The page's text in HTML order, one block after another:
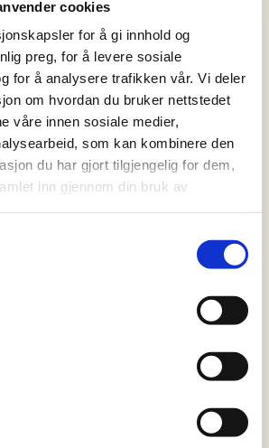
cookies
for å gi innhold og
preg, for å levere sosiale
for å analysere trafikken vår. Vi deler
om hvordan du bruker nettstedet
våre innen sosiale medier,
som kan kombinere den
du har gjort tilgjengelig for dem,
inn gjennom din bruk av
fjøl med plastfolie.
på plastfolien og
til med plastfolie over.
ut med en kjevle til
runninger. Hvis du
du bruke en
styrke og legg forsiktig i
seg fort.
puffer som en ballong